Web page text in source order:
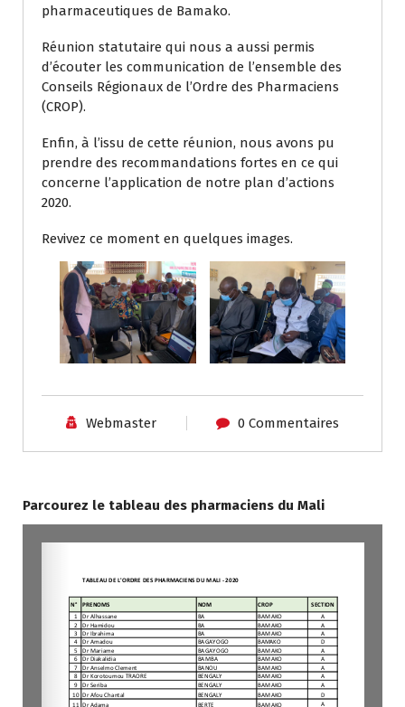
pharmaceutiques de Bamako.
Réunion statutaire qui nous a aussi permis
d’écouter les communication de l’ensemble des
Conseils Régionaux de l’Ordre des Pharmaciens
(CROP).
Enfin, à l’issu de cette réunion, nous avons pu
prendre des recommandations fortes en ce qui
concerne l’application de notre plan d’actions
2020.
Revivez ce moment en quelques images.
Webmaster 0 Commentaires
Parcourez le tableau des pharmaciens du Mali